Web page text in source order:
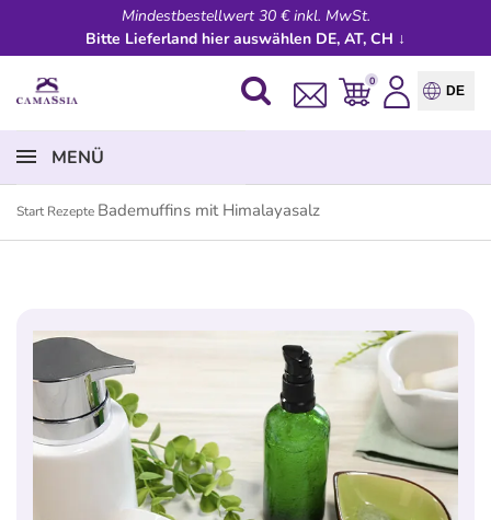
Mindestbestellwert 30 € inkl. MwSt.
Bitte Lieferland hier auswählen DE, AT, CH ↓
0
DE
MENÜ
StartRezepte Bademuffins mit Himalayasalz